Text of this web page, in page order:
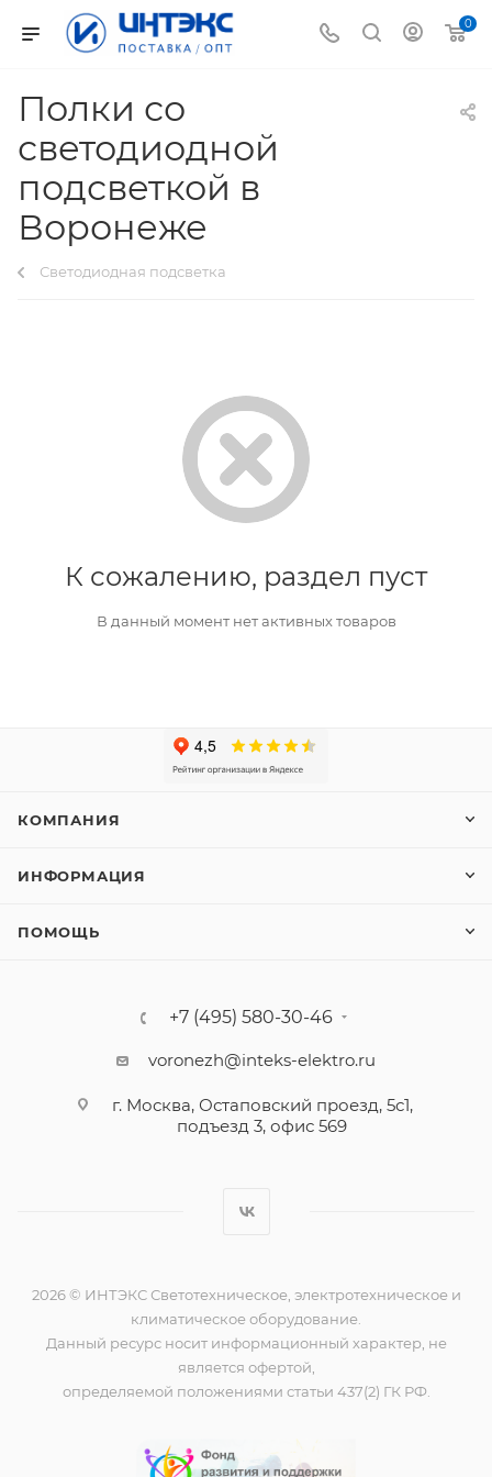
0
Полки со
светодиодной
подсветкой в
Воронеже
Светодиодная подсветка
К сожалению, раздел пуст
В данный момент нет активных товаров
КОМПАНИЯ
ИНФОРМАЦИЯ
ПОМОЩЬ
+7 (495) 580-30-46
voronezh@inteks-elektro.ru
г. Москва, Остаповский проезд, 5с1,
подъезд 3, офис 569
2026 © ИНТЭКС Светотехническое, электротехническое и
климатическое оборудование.
Данный ресурс носит информационный характер, не
является офертой,
определяемой положениями статьи 437(2) ГК РФ.